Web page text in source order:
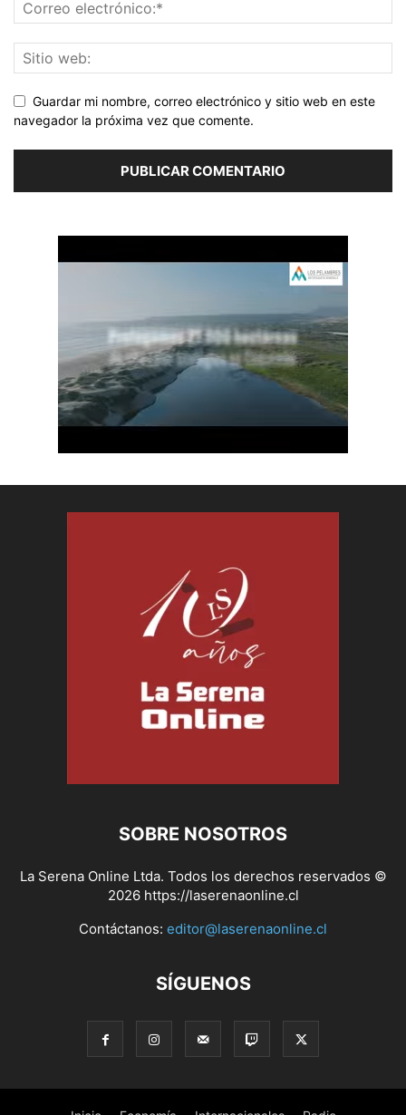
Guardar mi nombre, correo electrónico y sitio web en este
navegador la próxima vez que comente.
SOBRE NOSOTROS
La Serena Online Ltda. Todos los derechos reservados ©
2026 https://laserenaonline.cl
Contáctanos: editor@laserenaonline.cl
SÍGUENOS